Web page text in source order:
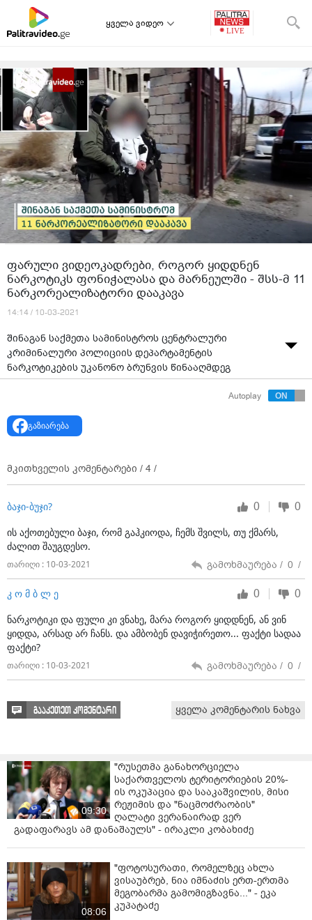
ყველა ვიდეო
ფარული ვიდეოკადრები, როგორ ყიდდნენ
ნარკოტიკს ფონიჭალასა და მარნეულში - შსს-მ 11
ნარკორეალიზატორი დააკავა
14:14 / 10-03-2021
შინაგან საქმეთა სამინისტროს ცენტრალური
კრიმინალური პოლიციის დეპარტამენტის
ნარკოტიკების უკანონო ბრუნვის წინააღმდეგ
ბრძოლის მთავარი სამმართველოს და გენერალური
პროკურატურის თანამშრომლებმა, თბილისში,
ერთობლივად ჩატარებული ოპერატიული და
საგამოძიებო ღონისძიებების შედეგად, 11
ინფორმაციას უწყების პრესსამსახური ავრცელებს.
შსს-ს ცნობით, დაკავებულებს ბრალად ედებათ
წინასწარი შეთანხმებით ჯგუფის მიერ განსაკუთრებით
დიდი ოდენობით ნარკოტიკული საშუალების უკანონო
შეძენა-შენახვა და გასაღება.
როგორც უწყებაში განმარტავენ, გამოძიებით
დადგინდა, რომ ბრალდებულები სისტემატურად
ახდენდნენ ნარკოტიკული საშუალებების
რეალიზაციას.
Autoplay
გაზიარება
მკითხველის კომენტარები / 4 /
ბაჯი-ბუჯი? 0 0
ის აქოთებული ბაჯი, რომ გაჰკიოდა, ჩემს შვილს, თუ ქმარს,
ძალით შაუგდესო.
თარიღი : 10-03-2021 გამოხმაურება / 0 /
კ ო მ ბ ლ ე 0 0
ნარკოტიკი და ფული კი ვნახე, მარა როგორ ყიდდნენ, ან ვინ
ყიდდა, არსად არ ჩანს. და ამბობენ დავიჭირეთო... ფაქტი სადაა
ფაქტი?
თარიღი : 10-03-2021 გამოხმაურება / 0 /
გააკეთეთ კომენტარი ყველა კომენტარის ნახვა
09:30
"რუსეთმა განახორციელა
საქართველოს ტერიტორიების 20%-
ის ოკუპაცია და სააკაშვილის, მისი
რეჟიმის და "ნაცმოძრაობის"
ღალატი ვერანაირად ვერ
გადაფარავს ამ დანაშაულს" - ირაკლი კობახიძე
08:06
"ფოტოსურათი, რომელზეც ახლა
ვისაუბრებ, ნია იმნაძის ერთ-ერთმა
მეგობარმა გამომიგზავნა..." - ეკა
კუპატაძე